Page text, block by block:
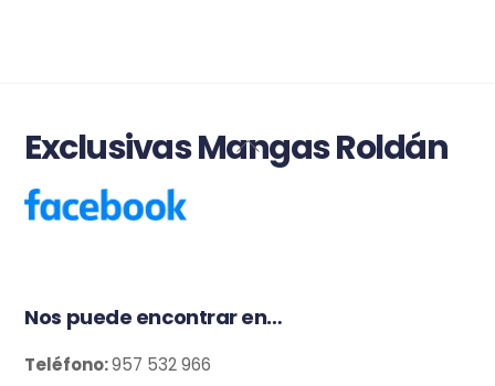
Back
Exclusivas Mangas Roldán
Nos puede encontrar en…
Teléfono:957 532 966